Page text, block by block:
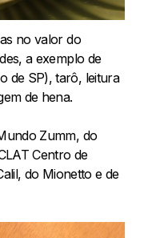
no valor do
a exemplo de
de SP), tarô, leitura
de hena.
Zumm, do
Centro de
do Mionetto e de